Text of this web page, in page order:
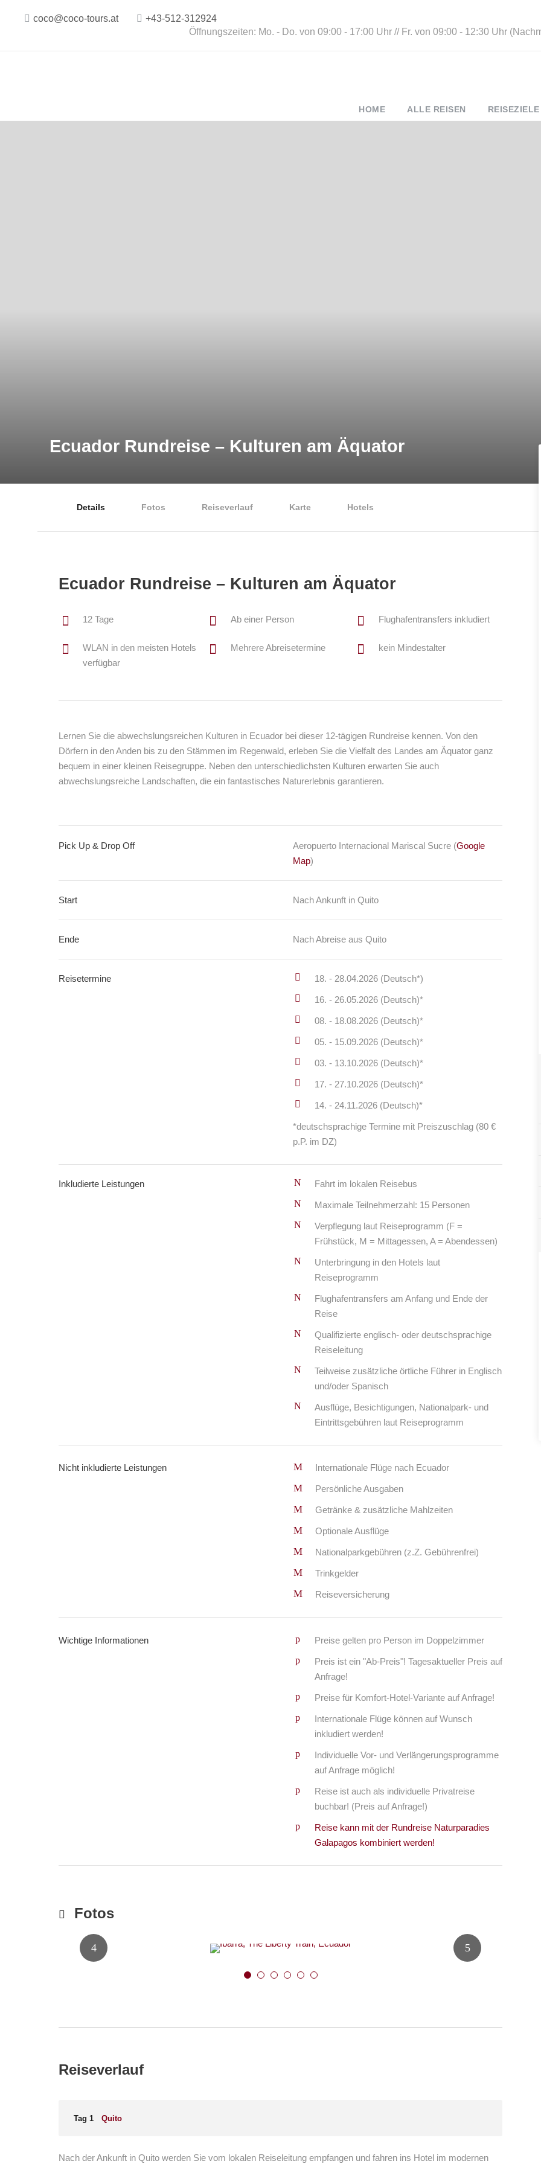
coco@coco-tours.at
+43-512-312924
Öffnungszeiten: Mo. - Do. von 09:00 - 17:00 Uhr // Fr. von 09:00 - 12:30 Uhr
HOME ALLE REISEN REISEZIELE
Ecuador Rundreise – Kulturen am Äquator
Details Fotos Reiseverlauf Karte Hotels
Ecuador Rundreise – Kulturen am Äquator
12 Tage Ab einer Person Flughafentransfers inkludiert
WLAN in den meisten Hotels
verfügbar
Mehrere Abreisetermine kein Mindestalter
Lernen Sie die abwechslungsreichen Kulturen in Ecuador bei dieser 12-tägigen Rundreise kennen. Von den
Dörfern in den Anden bis zu den Stämmen im Regenwald, erleben Sie die Vielfalt des Landes am Äquator ganz
bequem in einer kleinen Reisegruppe. Neben den unterschiedlichsten Kulturen erwarten Sie auch
abwechslungsreiche Landschaften, die ein fantastisches Naturerlebnis garantieren.
Pick Up & Drop Off Aeropuerto Internacional Mariscal Sucre (Google
Map)
Start Nach Ankunft in Quito
Ende Nach Abreise aus Quito
Reisetermine 18. - 28.04.2026 (Deutsch*)
16. - 26.05.2026 (Deutsch)*
08. - 18.08.2026 (Deutsch)*
05. - 15.09.2026 (Deutsch)*
03. - 13.10.2026 (Deutsch)*
17. - 27.10.2026 (Deutsch)*
14. - 24.11.2026 (Deutsch)*
*deutschsprachige Termine mit Preiszuschlag (80 €
p.P. im DZ)
Inkludierte Leistungen Fahrt im lokalen Reisebus
Maximale Teilnehmerzahl: 15 Personen
Verpflegung laut Reiseprogramm (F =
Frühstück, M = Mittagessen, A = Abendessen)
Unterbringung in den Hotels laut
Reiseprogramm
Flughafentransfers am Anfang und Ende der
Reise
Qualifizierte englisch- oder deutschsprachige
Reiseleitung
Teilweise zusätzliche örtliche Führer in Englisch
und/oder Spanisch
Ausflüge, Besichtigungen, Nationalpark- und
Eintrittsgebühren laut Reiseprogramm
Nicht inkludierte Leistungen Internationale Flüge nach Ecuador
Persönliche Ausgaben
Getränke & zusätzliche Mahlzeiten
Optionale Ausflüge
Nationalparkgebühren (z.Z. Gebührenfrei)
Trinkgelder
Reiseversicherung
Wichtige Informationen Preise gelten pro Person im Doppelzimmer
Preis ist ein "Ab-Preis"! Tagesaktueller Preis auf
Anfrage!
Preise für Komfort-Hotel-Variante auf Anfrage!
Internationale Flüge können auf Wunsch
inkludiert werden!
Individuelle Vor- und Verlängerungsprogramme
auf Anfrage möglich!
Reise ist auch als individuelle Privatreise
buchbar! (Preis auf Anfrage!)
Reise kann mit der Rundreise Naturparadies
Galapagos kombiniert werden!
Fotos
Reiseverlauf
Tag 1 Quito
Nach der Ankunft in Quito werden Sie vom lokalen Reiseleitung empfangen und fahren ins Hotel im modernen